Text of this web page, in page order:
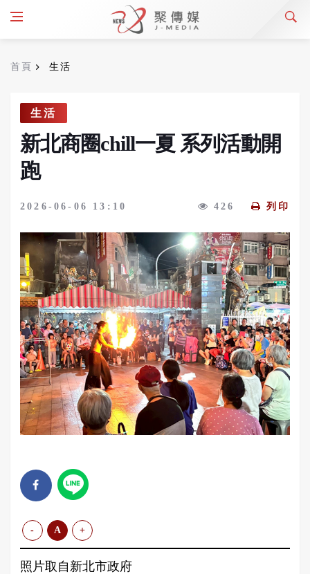
首頁 生活
生活
新北商圈chill一夏 系列活動開
跑
2026-06-06 13:10 426 列印
- A +
照片取自新北市政府